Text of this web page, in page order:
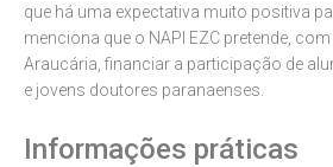
que há uma expectativa muito positiva
menciona que o NAPI EZC pretende,
Araucária, financiar a participação de
e jovens doutores paranaenses.
Informações práticas